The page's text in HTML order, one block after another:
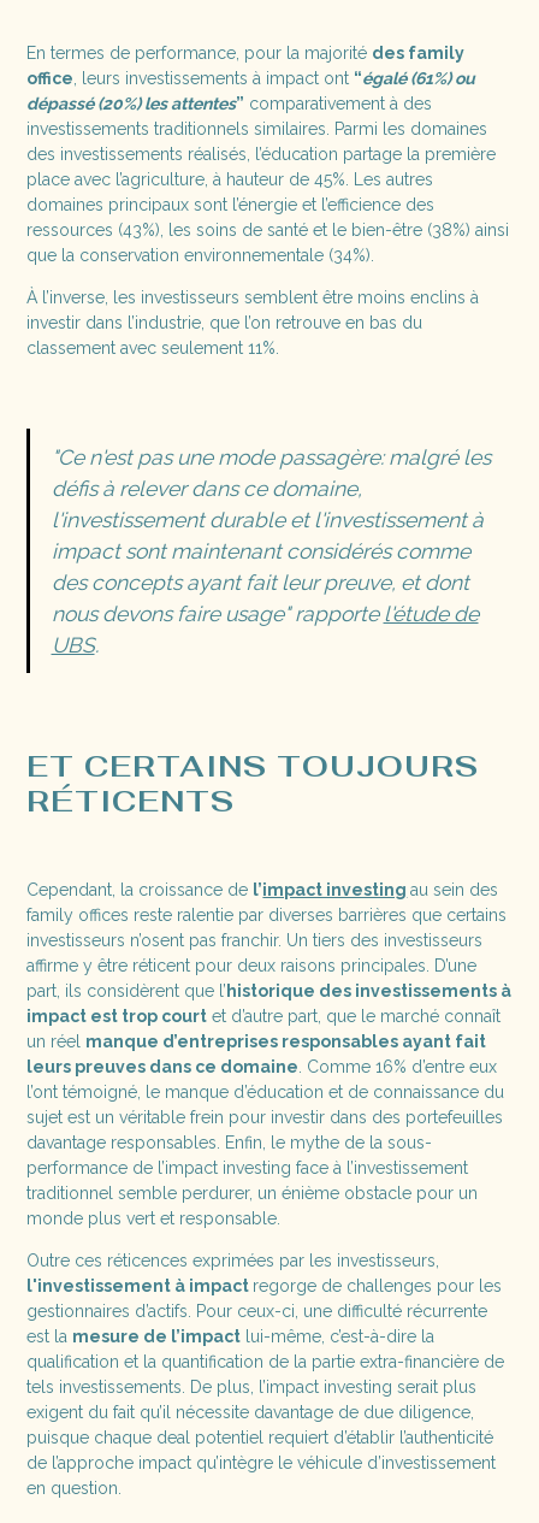
En termes de performance, pour la majorité des family
office, leurs investissements à impact ont “égalé (61%) ou
dépassé (20%) les attentes” comparativement à des
investissements traditionnels similaires. Parmi les domaines
des investissements réalisés, l’éducation partage la première
place avec l’agriculture, à hauteur de 45%. Les autres
domaines principaux sont l’énergie et l’efficience des
ressources (43%), les soins de santé et le bien-être (38%) ainsi
que la conservation environnementale (34%).
À l’inverse, les investisseurs semblent être moins enclins à
investir dans l’industrie, que l’on retrouve en bas du
classement avec seulement 11%.
"Ce n'est pas une mode passagère: malgré les
défis à relever dans ce domaine,
l'investissement durable et l'investissement à
impact sont maintenant considérés comme
des concepts ayant fait leur preuve, et dont
nous devons faire usage"rapporte l'étude de
UBS.
ET CERTAINS TOUJOURS
RÉTICENTS
Cependant, la croissance de l’impact investing au sein des
family offices reste ralentie par diverses barrières que certains
investisseurs n’osent pas franchir. Un tiers des investisseurs
affirme y être réticent pour deux raisons principales. D’une
part, ils considèrent que l’ historique des investissements à
impact est trop court et d’autre part, que le marché connaît
un réel manque d’entreprises responsables ayant fait
leurs preuves dans ce domaine. Comme 16% d’entre eux
l’ont témoigné, le manque d’éducation et de connaissance du
sujet est un véritable frein pour investir dans des portefeuilles
davantage responsables. Enfin, le mythe de la sous-
performance de l’impact investing face à l’investissement
traditionnel semble perdurer, un énième obstacle pour un
monde plus vert et responsable.
Outre ces réticences exprimées par les investisseurs,
l'investissement à impact regorge de challenges pour les
gestionnaires d’actifs. Pour ceux-ci, une difficulté récurrente
est la mesure de l’impact lui-même, c’est-à-dire la
qualification et la quantification de la partie extra-financière de
tels investissements. De plus, l’impact investing serait plus
exigent du fait qu’il nécessite davantage de due diligence,
puisque chaque deal potentiel requiert d’établir l’authenticité
de l’approche impact qu’intègre le véhicule d’investissement
en question.